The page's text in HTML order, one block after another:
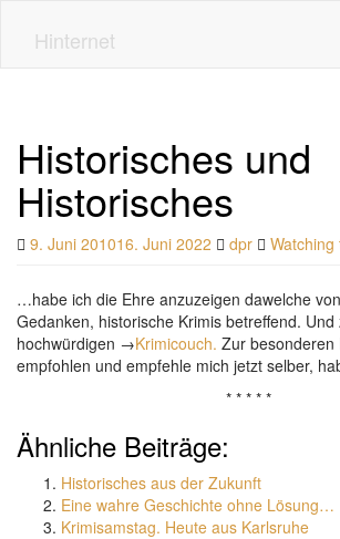
Hinternet
Historisches und
Historisches
9. Juni 201016. Juni 2022 dpr
…habe ich die Ehre anzuzeigen dawelche
Gedanken, historische Krimis betreffend.
hochwürdigen →Krimicouch. Zur besonderen
empfohlen und empfehle mich jetzt selber,
* * * * *
Ähnliche Beiträge:
Historisches aus der Zukunft
Eine wahre Geschichte ohne Lösung…
Krimisamstag. Heute aus Karlsruhe